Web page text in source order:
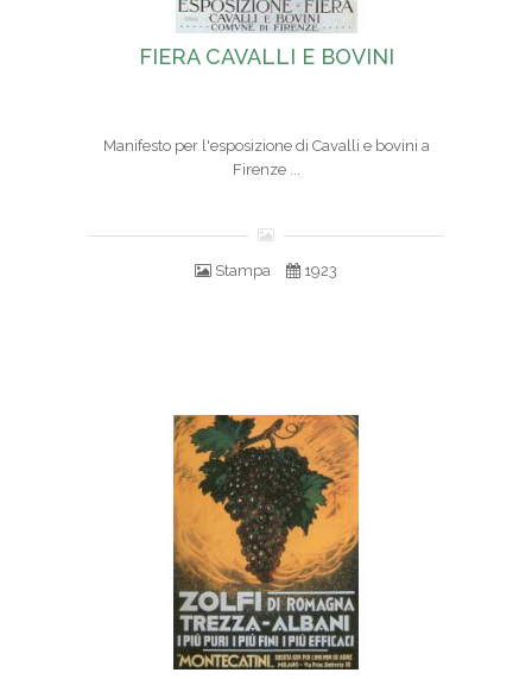
FIERA CAVALLI E BOVINI
Manifesto per l'esposizione di Cavalli e bovini a
Firenze ...
Stampa 1923